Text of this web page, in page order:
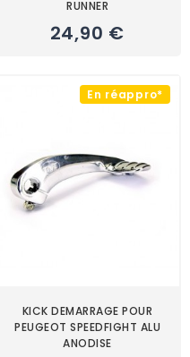
RUNNER
24,90 €
En réappro*
KICK DEMARRAGE POUR
PEUGEOT SPEEDFIGHT ALU
ANODISE